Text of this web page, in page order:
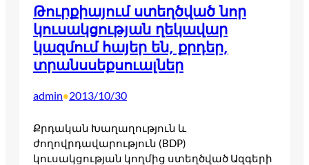
Թուրքիայում ստեղծված նոր
կուսակցության ղեկավար
կազմում հայեր են, քրդեր,
տրանսսեքսուալներ
admin•2013/10/30
Քրդական Խաղաղություն և
ժողովրդավարություն (BDP)
կուսակցության կողմից ստեղծված Ազգերի